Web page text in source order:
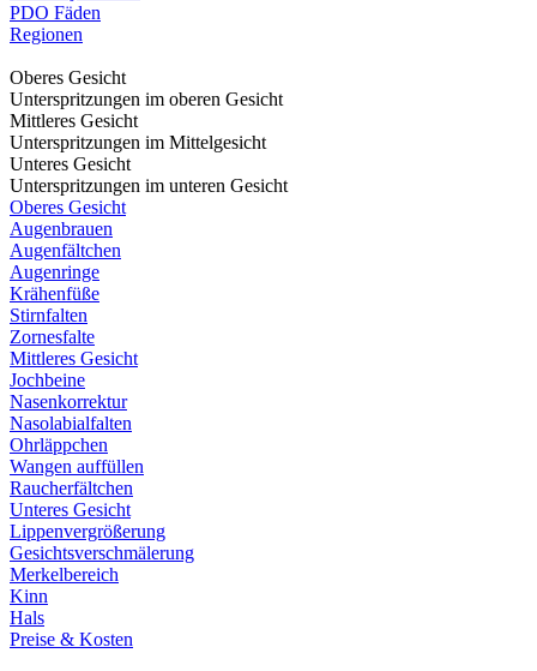
PDO Fäden
Regionen
Oberes Gesicht
Unterspritzungen im oberen Gesicht
Mittleres Gesicht
Unterspritzungen im Mittelgesicht
Unteres Gesicht
Unterspritzungen im unteren Gesicht
Oberes Gesicht
Augenbrauen
Augenfältchen
Augenringe
Krähenfüße
Stirnfalten
Zornesfalte
Mittleres Gesicht
Jochbeine
Nasenkorrektur
Nasolabialfalten
Ohrläppchen
Wangen auffüllen
Raucherfältchen
Unteres Gesicht
Lippenvergrößerung
Gesichtsverschmälerung
Merkelbereich
Kinn
Hals
Preise & Kosten